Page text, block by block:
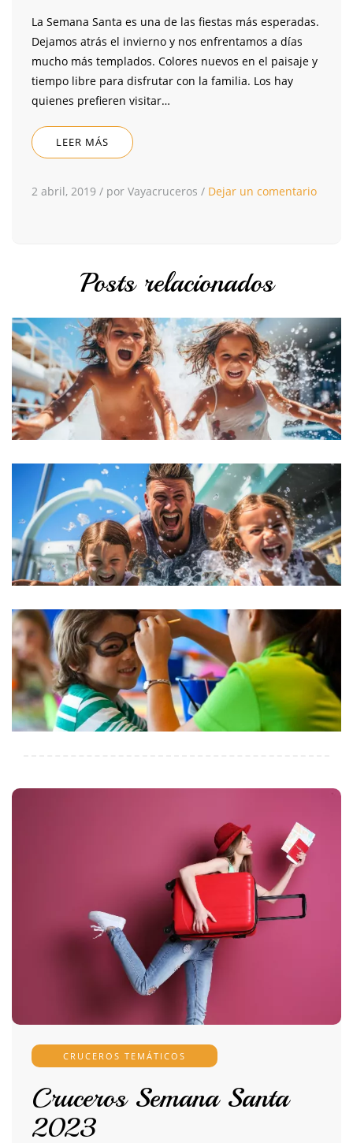
La Semana Santa es una de las fiestas más esperadas.
Dejamos atrás el invierno y nos enfrentamos a días
mucho más templados. Colores nuevos en el paisaje y
tiempo libre para disfrutar con la familia. Los hay
quienes prefieren visitar…
LEER MÁS
2 abril, 2019 / por Vayacruceros / Dejar un comentario
Posts relacionados
CRUCEROS TEMÁTICOS
Cruceros Semana Santa
2023